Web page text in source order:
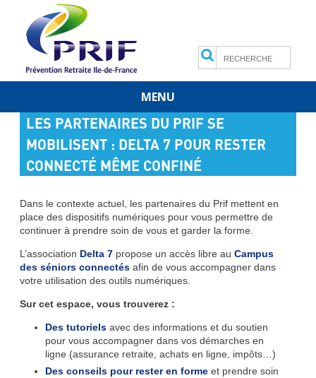
Search
MENU
Skip
to
content
LES PARTENAIRES DU PRIF SE
MOBILISENT : DELTA 7 POUR RESTER
CONNECTÉ MÊME CONFINÉ
Dans le contexte actuel, les partenaires du Prif mettent en
place des dispositifs numériques pour vous permettre de
continuer à prendre soin de vous et garder la forme.
L’association Delta 7 propose un accès libre au Campus
des séniors connectés afin de vous accompagner dans
votre utilisation des outils numériques.
Sur cet espace, vous trouverez :
Des tutoriels avec des informations et du soutien
pour vous accompagner dans vos démarches en
ligne (assurance retraite, achats en ligne, impôts…)
Des conseils pour rester en forme et prendre soin